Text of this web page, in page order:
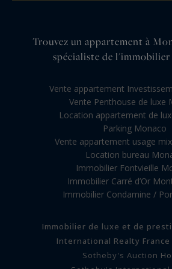
Trouvez un appartement à
spécialiste de
Vente appartement
Vente Penthouse de luxe
Location appartement de
Parking Monaco
Vente appartement usage
Location bureau
Immobilier Fontvieille
Immobilier Carré d’Or
Immobilier Condamine /
Immobilier de luxe et de
International Realty France
Sotheby's Auction